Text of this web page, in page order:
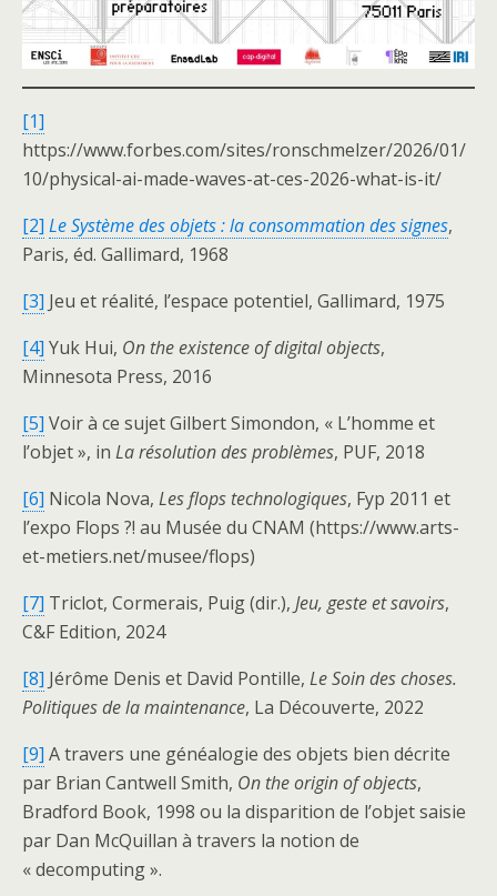
[1]
https://www.forbes.com/sites/ronschmelzer/2026/01/
10/physical-ai-made-waves-at-ces-2026-what-is-it/
[2] Le Système des objets : la consommation des signes,
Paris, éd. Gallimard, 1968
[3] Jeu et réalité, l’espace potentiel, Gallimard, 1975
[4] Yuk Hui, On the existence of digital objects,
Minnesota Press, 2016
[5] Voir à ce sujet Gilbert Simondon, « L’homme et
l’objet », in La résolution des problèmes, PUF, 2018
[6] Nicola Nova, Les flops technologiques, Fyp 2011 et
l’expo Flops ?! au Musée du CNAM (https://www.arts-
et-metiers.net/musee/flops)
[7] Triclot, Cormerais, Puig (dir.), Jeu, geste et savoirs,
C&F Edition, 2024
[8] Jérôme Denis et David Pontille, Le Soin des choses.
Politiques de la maintenance, La Découverte, 2022
[9] A travers une généalogie des objets bien décrite
par Brian Cantwell Smith, On the origin of objects,
Bradford Book, 1998 ou la disparition de l’objet saisie
par Dan McQuillan à travers la notion de
« decomputing ».